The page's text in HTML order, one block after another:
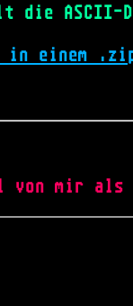
die
in einem
mir als